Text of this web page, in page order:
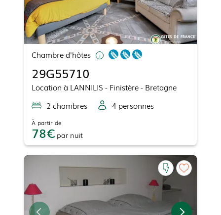
Chambre d'hôtes
29G55710
Location à LANNILIS - Finistère - Bretagne
2 chambres 4 personnes
À partir de
78 par nuit